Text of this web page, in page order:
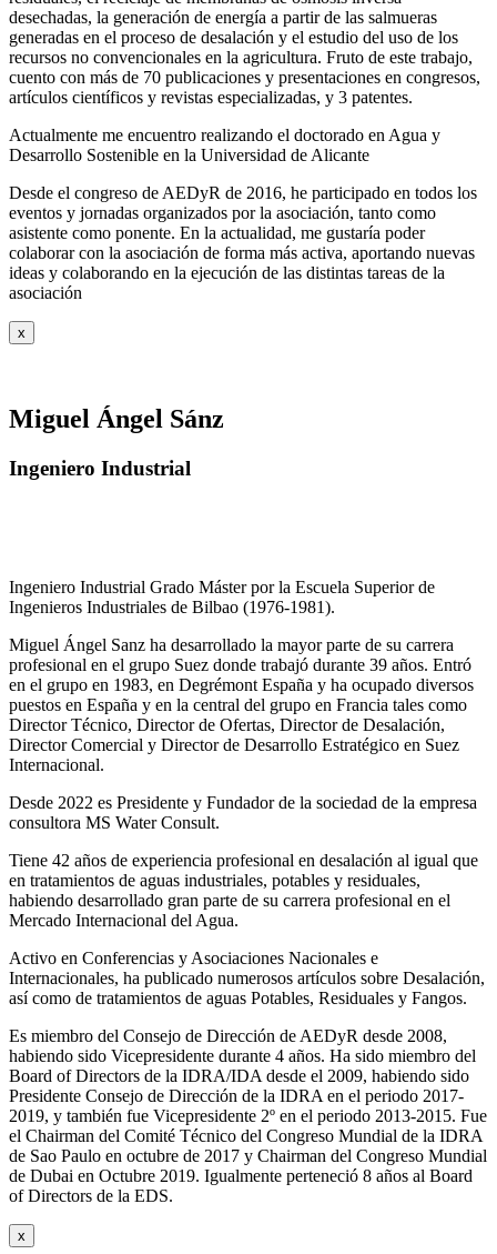
desechadas, la generación de energía a partir de las salmueras
generadas en el proceso de desalación y el estudio del uso de los
recursos no convencionales en la agricultura. Fruto de este trabajo,
cuento con más de 70 publicaciones y presentaciones en congresos,
artículos científicos y revistas especializadas, y 3 patentes.
Actualmente me encuentro realizando el doctorado en Agua y
Desarrollo Sostenible en la Universidad de Alicante
Desde el congreso de AEDyR de 2016, he participado en todos los
eventos y jornadas organizados por la asociación, tanto como
asistente como ponente. En la actualidad, me gustaría poder
colaborar con la asociación de forma más activa, aportando nuevas
ideas y colaborando en la ejecución de las distintas tareas de la
asociación
x
Miguel Ángel Sánz
Ingeniero Industrial
Ingeniero Industrial Grado Máster por la Escuela Superior de
Ingenieros Industriales de Bilbao (1976-1981).
Miguel Ángel Sanz ha desarrollado la mayor parte de su carrera
profesional en el grupo Suez donde trabajó durante 39 años. Entró
en el grupo en 1983, en Degrémont España y ha ocupado diversos
puestos en España y en la central del grupo en Francia tales como
Director Técnico, Director de Ofertas, Director de Desalación,
Director Comercial y Director de Desarrollo Estratégico en Suez
Internacional.
Desde 2022 es Presidente y Fundador de la sociedad de la empresa
consultora MS Water Consult.
Tiene 42 años de experiencia profesional en desalación al igual que
en tratamientos de aguas industriales, potables y residuales,
habiendo desarrollado gran parte de su carrera profesional en el
Mercado Internacional del Agua.
Activo en Conferencias y Asociaciones Nacionales e
Internacionales, ha publicado numerosos artículos sobre Desalación,
así como de tratamientos de aguas Potables, Residuales y Fangos.
Es miembro del Consejo de Dirección de AEDyR desde 2008,
habiendo sido Vicepresidente durante 4 años. Ha sido miembro del
Board of Directors de la IDRA/IDA desde el 2009, habiendo sido
Presidente Consejo de Dirección de la IDRA en el periodo 2017-
2019, y también fue Vicepresidente 2º en el periodo 2013-2015. Fue
el Chairman del Comité Técnico del Congreso Mundial de la IDRA
de Sao Paulo en octubre de 2017 y Chairman del Congreso Mundial
de Dubai en Octubre 2019. Igualmente perteneció 8 años al Board
of Directors de la EDS.
x